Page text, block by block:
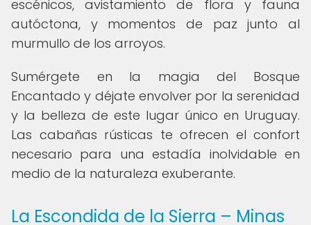
escénicos, avistamiento de flora y fauna
autóctona, y momentos de paz junto al
murmullo de los arroyos.
Sumérgete en la magia del Bosque
Encantado y déjate envolver por la serenidad
y la belleza de este lugar único en Uruguay.
Las cabañas rústicas te ofrecen el confort
necesario para una estadía inolvidable en
medio de la naturaleza exuberante.
La Escondida de la Sierra – Minas